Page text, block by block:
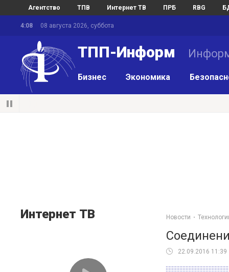
Агентство ТПВ Интернет ТВ ПРБ RBG
4:08 08 августа 2026, суббота
ТПП-Информ
Бизнес Экономика
Интернет ТВ Новости
22.09.2016 11:39